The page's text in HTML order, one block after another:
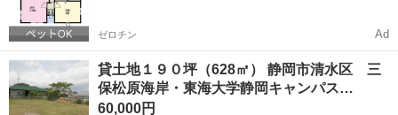
ゼロチン Ad
貸土地１９０坪（628㎡） 静岡市清水区 三
保松原海岸・東海大学静岡キャンパス…
60,000円